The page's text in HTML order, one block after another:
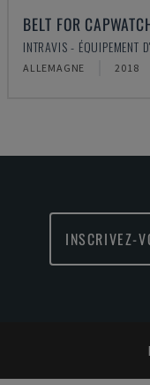
BELT FOR
INTRAVIS - ÉQUIPEMENT
ALLEMAGNE 2018
INSCRIVEZ-